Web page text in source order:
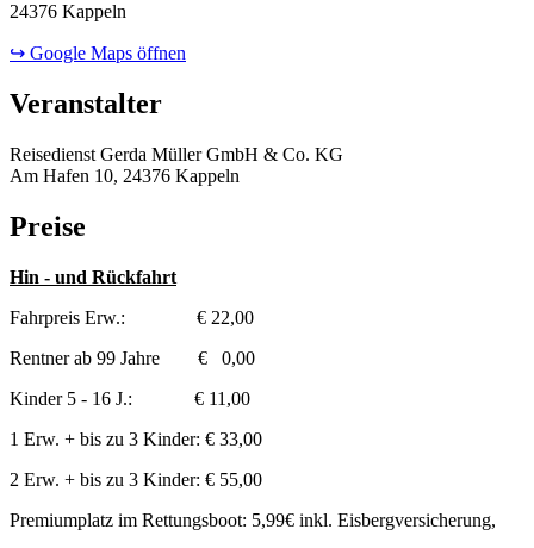
24376 Kappeln
↪ Google Maps öffnen
Veranstalter
Reisedienst Gerda Müller GmbH & Co. KG
Am Hafen 10, 24376 Kappeln
Preise
Hin - und Rückfahrt
Fahrpreis Erw.: € 22,00
Rentner ab 99 Jahre € 0,00
Kinder 5 - 16 J.: € 11,00
1 Erw. + bis zu 3 Kinder: € 33,00
2 Erw. + bis zu 3 Kinder: € 55,00
Premiumplatz im Rettungsboot: 5,99€ inkl. Eisbergversicherung,